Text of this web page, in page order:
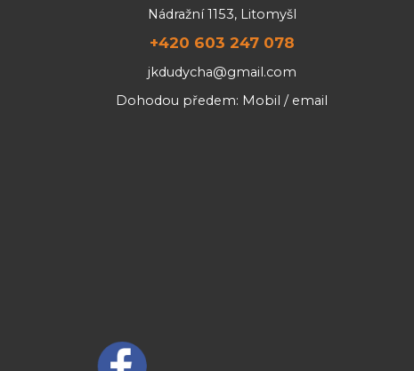
Nádražní 1153, Litomyšl
+420 603 247 078
jkdudycha@gmail.com
Dohodou předem: Mobil / email